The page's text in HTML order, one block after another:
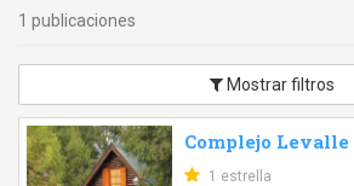
1 publicaciones
Mostrar filtros
Complejo Levalle
1 estrella